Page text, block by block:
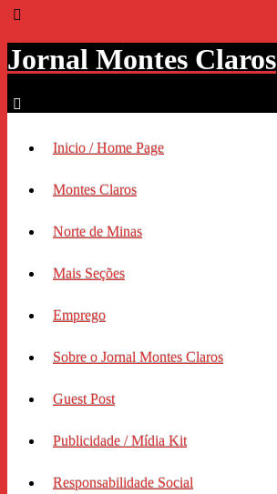
Jornal Montes Claros
Inicio / Home Page
Montes Claros
Norte de Minas
Mais Seções
Emprego
Sobre o Jornal Montes Claros
Guest Post
Publicidade / Mídia Kit
Responsabilidade Social